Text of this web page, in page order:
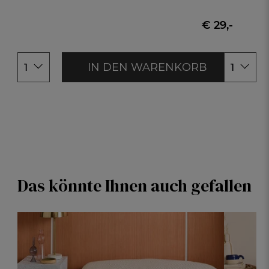
€ 29,-
1 IN DEN WARENKORB 1
Das könnte Ihnen auch gefallen